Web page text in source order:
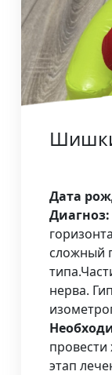
Дата
Диагноз:
сложный
нерва.
этап